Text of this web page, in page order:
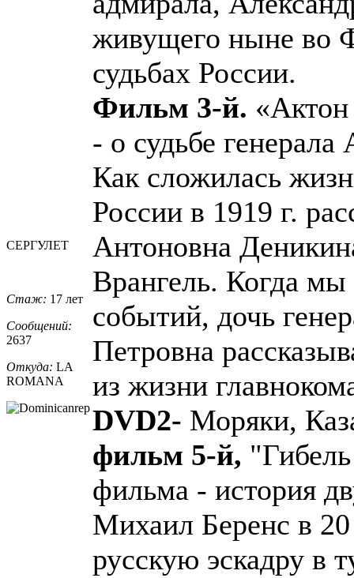
СЕРГУЛЕТ
Стаж: 17 лет
Сообщений:
2637
Откуда: LA
ROMANA
живущего ныне во
судьбах России.
Фильм 3-й.
- о судьбе
Как сложилась
России в 1919 г.
Антоновна
Врангель. Когда мы
событий, дочь
Петровна
из жизни
DVD2- Моряки,
фильм 5-й,
фильма - история
Михаил Беренс в
русскую эскадру в